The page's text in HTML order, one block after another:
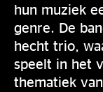
hun muziek
genre. De
hecht trio,
speelt in het
thematiek